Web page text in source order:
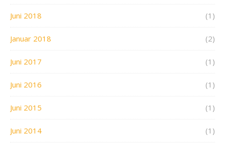
Juni 2018 (1)
Januar 2018 (2)
Juni 2017 (1)
Juni 2016 (1)
Juni 2015 (1)
Juni 2014 (1)